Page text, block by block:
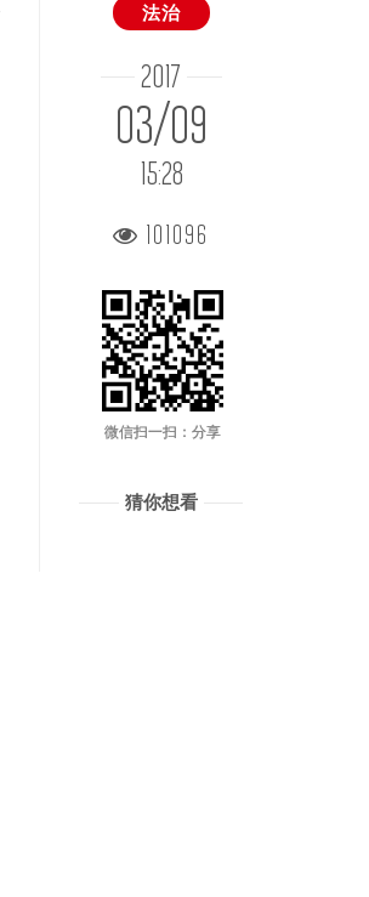
法治
2017
03/09
15:28
101096
微信扫一扫：分享
猜你想看